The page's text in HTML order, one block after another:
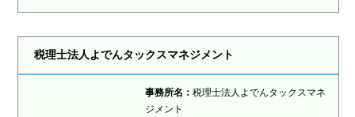
税理士法人よでんタックスマネジメント
事務所名： 税理士法人よでんタックスマネ
ジメント